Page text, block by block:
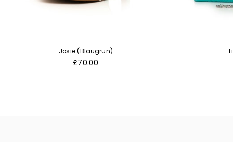
Josie (Blaugrün)
Normaler
£70.00